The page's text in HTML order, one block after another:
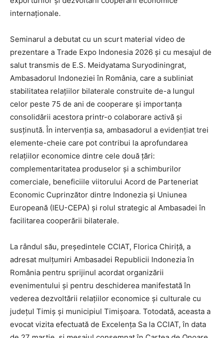
internaționale.
Seminarul a debutat cu un scurt material video de
prezentare a Trade Expo Indonesia 2026 și cu mesajul de
salut transmis de E.S. Meidyatama Suryodiningrat,
Ambasadorul Indoneziei în România, care a subliniat
stabilitatea relațiilor bilaterale construite de-a lungul
celor peste 75 de ani de cooperare și importanța
consolidării acestora printr-o colaborare activă și
susținută. În intervenția sa, ambasadorul a evidențiat trei
elemente-cheie care pot contribui la aprofundarea
relațiilor economice dintre cele două țări:
complementaritatea produselor și a schimburilor
comerciale, beneficiile viitorului Acord de Parteneriat
Economic Cuprinzător dintre Indonezia și Uniunea
Europeană (IEU-CEPA) și rolul strategic al Ambasadei în
facilitarea cooperării bilaterale.
La rândul său, președintele CCIAT, Florica Chiriță, a
adresat mulțumiri Ambasadei Republicii Indonezia în
România pentru sprijinul acordat organizării
evenimentului și pentru deschiderea manifestată în
vederea dezvoltării relațiilor economice și culturale cu
județul Timiș și municipiul Timișoara. Totodată, aceasta a
evocat vizita efectuată de Excelența Sa la CCIAT, în data